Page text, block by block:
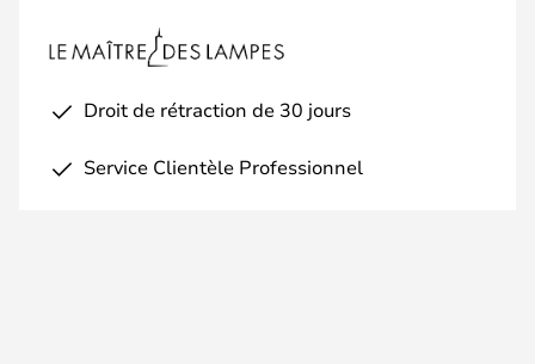
Droit de rétraction de 30 jours
Service Clientèle Professionnel